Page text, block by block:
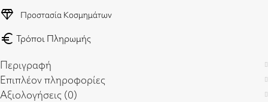
diamond Προστασία Κοσμημάτων
euro Τρόποι Πληρωμής
Περιγραφή
Επιπλέον πληροφορίες
Αξιολογήσεις (0)